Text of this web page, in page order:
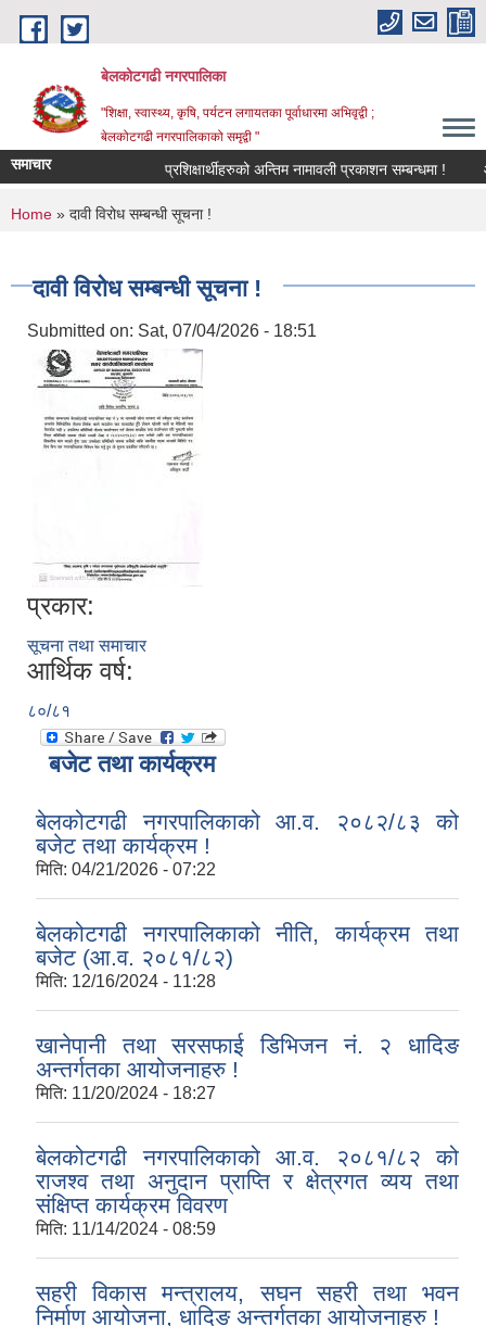
Skip to main content
बेलकोटगढी नगरपालिका
"शिक्षा, स्वास्थ्य, कृषि, पर्यटन लगायतका पूर्वाधारमा अभिवृद्वी ;
बेलकोटगढी नगरपालिकाको समृद्वी "
समाचार प्रशिक्षार्थीहरुको अन्तिम नामावली प्रकाशन सम्बन्धमा !
You are here
Home » दावी विरोध सम्बन्धी सूचना !
दावी विरोध सम्बन्धी सूचना !
Submitted on: Sat, 07/04/2026 - 18:51
प्रकार:
सूचना तथा समाचार
आर्थिक वर्ष:
८०/८१
बजेट तथा कार्यक्रम
बेलकोटगढी नगरपालिकाको आ.व. २०८२/८३ को
बजेट तथा कार्यक्रम !
मिति: 04/21/2026 - 07:22
बेलकोटगढी नगरपालिकाको नीति, कार्यक्रम तथा
बजेट (आ.व. २०८१/८२)
मिति: 12/16/2024 - 11:28
खानेपानी तथा सरसफाई डिभिजन नं. २ धादिङ
अन्तर्गतका आयोजनाहरु !
मिति: 11/20/2024 - 18:27
बेलकोटगढी नगरपालिकाको आ.व. २०८१/८२ को
राजश्व तथा अनुदान प्राप्ति र क्षेत्रगत व्यय तथा
संक्षिप्त कार्यक्रम विवरण
मिति: 11/14/2024 - 08:59
सहरी विकास मन्त्रालय, सघन सहरी तथा भवन
निर्माण आयोजना, धादिङ अन्तर्गतका आयोजनाहरु !